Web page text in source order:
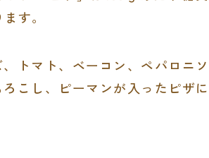
す。
トマト、ベーコン、ペパロニソ
こし、ピーマンが入ったピザに